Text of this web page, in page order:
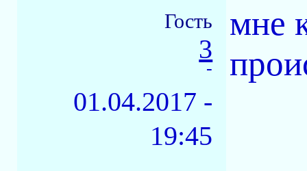
Гость
3
-
01.04.2017 -
19:45
мне